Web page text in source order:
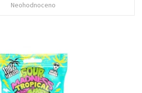
Neohodnoceno